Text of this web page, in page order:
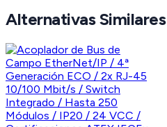
Alternativas Similares